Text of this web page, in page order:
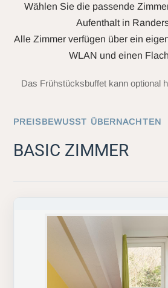
Wählen Sie die passende
Aufenthalt in
Alle Zimmer verfügen über ein
WLAN und einen
Das Frühstücksbuffet kann optional
PREISBEWUSST ÜBERNACHTEN
BASIC ZIMMER